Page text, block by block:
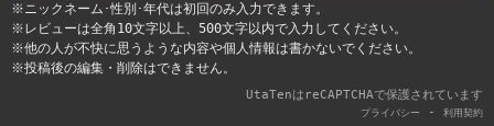
※ニックネーム･性別･年代は初回のみ入力できます。
※レビューは全角10文字以上、500文字以内で入力してください。
※他の人が不快に思うような内容や個人情報は書かないでください。
※投稿後の編集・削除はできません。
UtaTenはreCAPTCHAで保護されています
プライバシー - 利用契約